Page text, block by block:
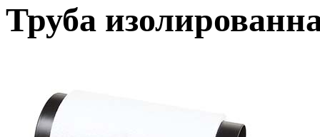
Труба